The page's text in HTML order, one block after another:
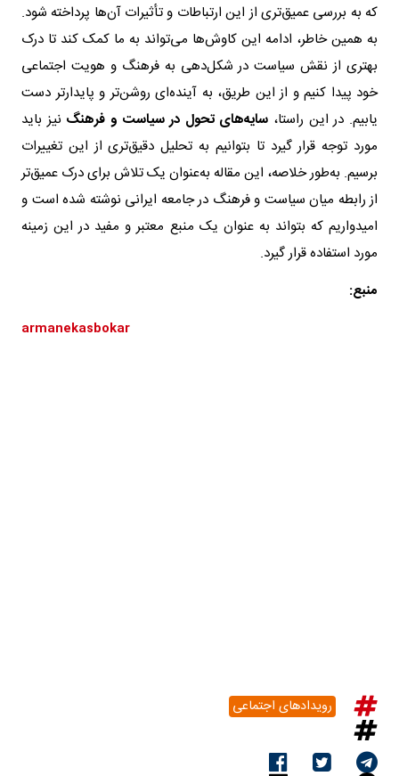
که به بررسی عمیق‌تری از این ارتباطات و تأثیرات آن‌ها پرداخته شود.
به همین خاطر، ادامه این کاوش‌ها می‌تواند به ما کمک کند تا درک
بهتری از نقش سیاست در شکل‌دهی به فرهنگ و هویت اجتماعی
خود پیدا کنیم و از این طریق، به آینده‌ای روشن‌تر و پایدارتر دست
یابیم. در این راستا، سایه‌های تحول در سیاست و فرهنگ نیز باید
مورد توجه قرار گیرد تا بتوانیم به تحلیل دقیق‌تری از این تغییرات
برسیم. به‌طور خلاصه، این مقاله به‌عنوان یک تلاش برای درک عمیق‌تر
از رابطه میان سیاست و فرهنگ در جامعه ایرانی نوشته شده است و
امیدواریم که بتواند به عنوان یک منبع معتبر و مفید در این زمینه
مورد استفاده قرار گیرد.
منبع:
armanekasbokar
رویدادهای اجتماعی